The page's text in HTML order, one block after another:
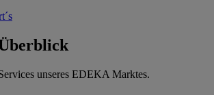
unseres EDEKA Marktes.